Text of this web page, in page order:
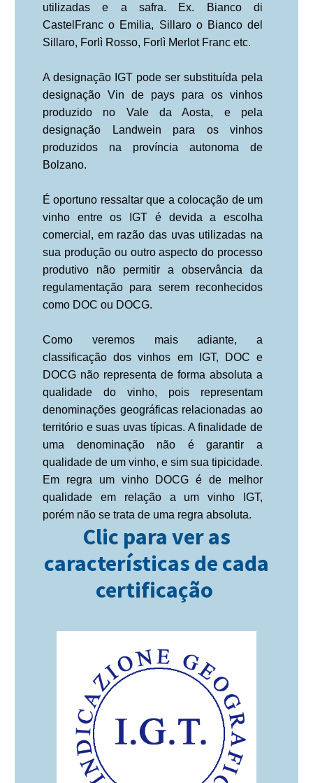
utilizadas e a safra. Ex. Bianco di
CastelFranc o Emilia, Sillaro o Bianco del
Sillaro, Forlì Rosso, Forlì Merlot Franc etc.
A designação IGT pode ser substituída pela
designação Vin de pays para os vinhos
produzido no Vale da Aosta, e pela
designação Landwein para os vinhos
produzidos na província autonoma de
Bolzano.
É oportuno ressaltar que a colocação de um
vinho entre os IGT é devida a escolha
comercial, em razão das uvas utilizadas na
sua produção ou outro aspecto do processo
produtivo não permitir a observância da
regulamentação para serem reconhecidos
como DOC ou DOCG.
Como veremos mais adiante, a
classificação dos vinhos em IGT, DOC e
DOCG não representa de forma absoluta a
qualidade do vinho, pois representam
denominações geográficas relacionadas ao
território e suas uvas típicas. A finalidade de
uma denominação não é garantir a
qualidade de um vinho, e sim sua tipicidade.
Em regra um vinho DOCG é de melhor
qualidade em relação a um vinho IGT,
porém não se trata de uma regra absoluta.
Clic para ver as
características de cada
certificação